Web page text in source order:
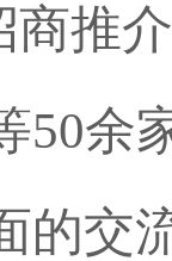
商推
50余
的交